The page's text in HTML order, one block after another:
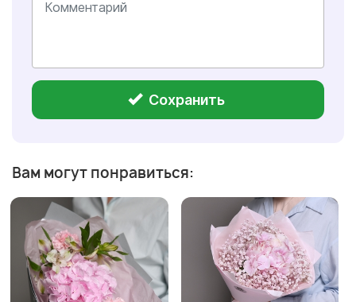
Сохранить
Вам могут понравиться: